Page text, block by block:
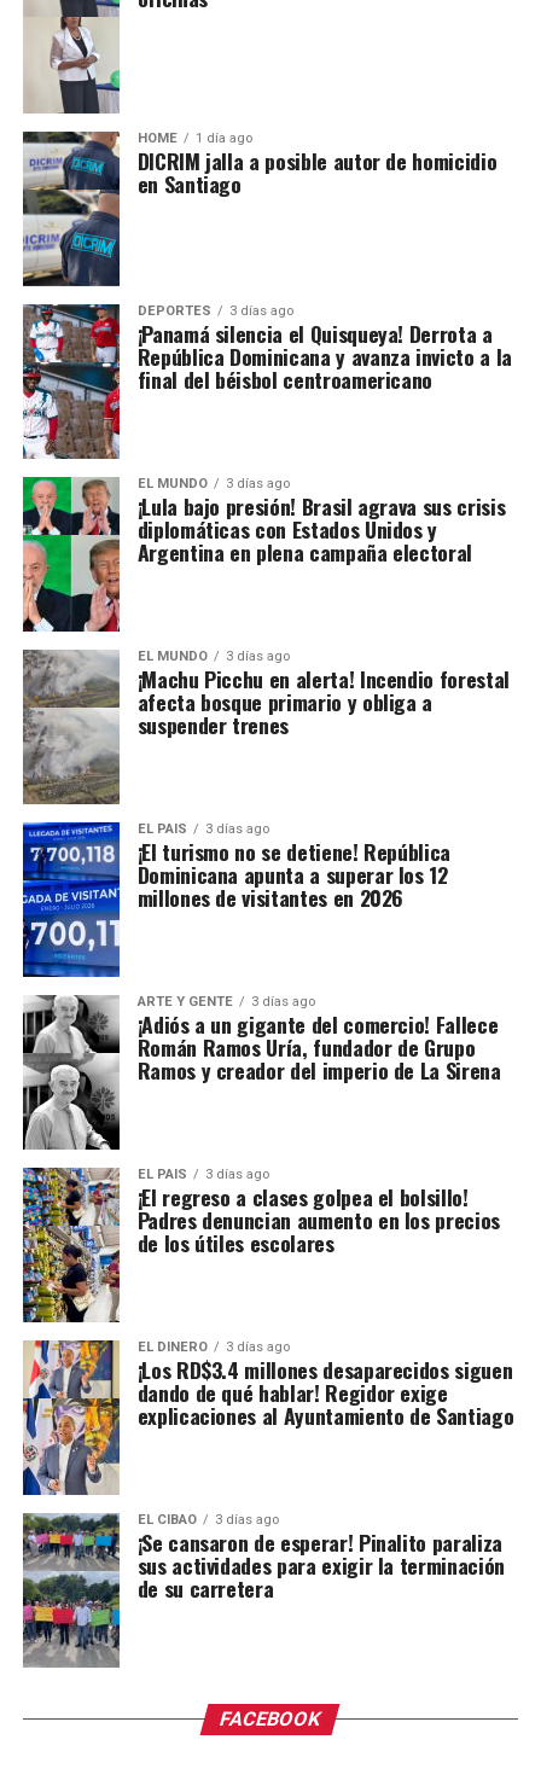
HOME 1 día ago
DICRIM jalla a posible autor de homicidio
en Santiago
DEPORTES 3 días ago
¡Panamá silencia el Quisqueya! Derrota a
República Dominicana y avanza invicto a la
final del béisbol centroamericano
EL MUNDO 3 días ago
¡Lula bajo presión! Brasil agrava sus crisis
diplomáticas con Estados Unidos y
Argentina en plena campaña electoral
EL MUNDO 3 días ago
¡Machu Picchu en alerta! Incendio forestal
afecta bosque primario y obliga a
suspender trenes
EL PAIS 3 días ago
¡El turismo no se detiene! República
Dominicana apunta a superar los 12
millones de visitantes en 2026
ARTE Y GENTE 3 días ago
¡Adiós a un gigante del comercio! Fallece
Román Ramos Uría, fundador de Grupo
Ramos y creador del imperio de La Sirena
EL PAIS 3 días ago
¡El regreso a clases golpea el bolsillo!
Padres denuncian aumento en los precios
de los útiles escolares
EL DINERO 3 días ago
¡Los RD$3.4 millones desaparecidos siguen
dando de qué hablar! Regidor exige
explicaciones al Ayuntamiento de Santiago
EL CIBAO 3 días ago
¡Se cansaron de esperar! Pinalito paraliza
sus actividades para exigir la terminación
de su carretera
FACEBOOK